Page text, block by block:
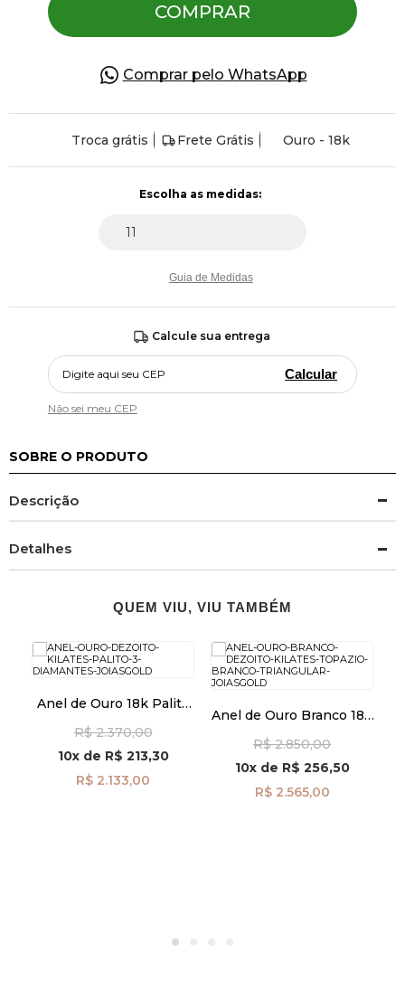
COMPRAR
Comprar pelo WhatsApp
Troca grátis Frete Grátis Ouro - 18k
Guia de Medidas
Calcule sua entrega
Calcular
Não sei meu CEP
SOBRE O PRODUTO
Descrição
Detalhes
QUEM VIU, VIU TAMBÉM
Anel de Ouro 18k Palito
an41952
R$ 2.370,00
10xde R$ 213,30
R$ 2.133,00
Anel de Ouro Branco 18k
Triangular an42018
R$ 2.850,00
10xde R$ 256,50
R$ 2.565,00
Presente
OFERTAS